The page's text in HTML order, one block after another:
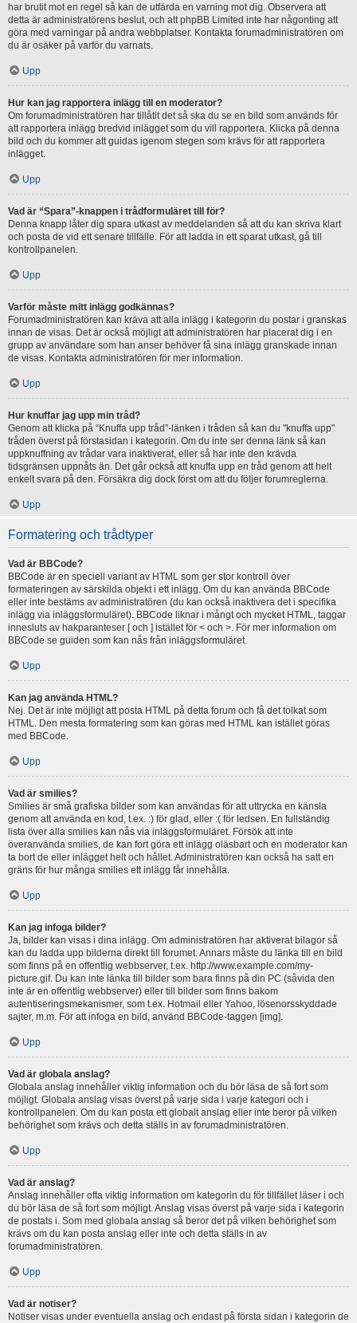
har brutit mot en regel så kan de utfärda en varning mot dig. Observera att
detta är administratörens beslut, och att phpBB Limited inte har någonting att
göra med varningar på andra webbplatser. Kontakta forumadministratören om
du är osäker på varför du varnats.
Upp
Hur kan jag rapportera inlägg till en moderator?
Om forumadministratören har tillåtit det så ska du se en bild som används för
att rapportera inlägg bredvid inlägget som du vill rapportera. Klicka på denna
bild och du kommer att guidas igenom stegen som krävs för att rapportera
inlägget.
Upp
Vad är “Spara”-knappen i trådformuläret till för?
Denna knapp låter dig spara utkast av meddelanden så att du kan skriva klart
och posta de vid ett senare tillfälle. För att ladda in ett sparat utkast, gå till
kontrollpanelen.
Upp
Varför måste mitt inlägg godkännas?
Forumadministratören kan kräva att alla inlägg i kategorin du postar i granskas
innan de visas. Det är också möjligt att administratören har placerat dig i en
grupp av användare som han anser behöver få sina inlägg granskade innan
de visas. Kontakta administratören för mer information.
Upp
Hur knuffar jag upp min tråd?
Genom att klicka på “Knuffa upp tråd”-länken i tråden så kan du "knuffa upp"
tråden överst på förstasidan i kategorin. Om du inte ser denna länk så kan
uppknuffning av trådar vara inaktiverat, eller så har inte den krävda
tidsgränsen uppnåts än. Det går också att knuffa upp en tråd genom att helt
enkelt svara på den. Försäkra dig dock först om att du följer forumreglerna.
Upp
Formatering och trådtyper
Vad är BBCode?
BBCode är en speciell variant av HTML som ger stor kontroll över
formateringen av särskilda objekt i ett inlägg. Om du kan använda BBCode
eller inte bestäms av administratören (du kan också inaktivera det i specifika
inlägg via inläggsformuläret). BBCode liknar i mångt och mycket HTML, taggar
innesluts av hakparanteser [ och ] istället för < och >. För mer information om
BBCode se guiden som kan nås från inläggsformuläret.
Upp
Kan jag använda HTML?
Nej. Det är inte möjligt att posta HTML på detta forum och få det tolkat som
HTML. Den mesta formatering som kan göras med HTML kan istället göras
med BBCode.
Upp
Vad är smilies?
Smilies är små grafiska bilder som kan användas för att uttrycka en känsla
genom att använda en kod, t.ex. :) för glad, eller :( för ledsen. En fullständig
lista över alla smilies kan nås via inläggsformuläret. Försök att inte
överanvända smilies, de kan fort göra ett inlägg oläsbart och en moderator kan
ta bort de eller inlägget helt och hållet. Administratören kan också ha satt en
gräns för hur många smilies ett inlägg får innehålla.
Upp
Kan jag infoga bilder?
Ja, bilder kan visas i dina inlägg. Om administratören har aktiverat bilagor så
kan du ladda upp bilderna direkt till forumet. Annars måste du länka till en bild
som finns på en offentlig webbserver, t.ex. http://www.example.com/my-
picture.gif. Du kan inte länka till bilder som bara finns på din PC (såvida den
inte är en offentlig webbserver) eller till bilder som finns bakom
autentiseringsmekanismer, som t.ex. Hotmail eller Yahoo, lösenorsskyddade
sajter, m.m. För att infoga en bild, använd BBCode-taggen [img].
Upp
Vad är globala anslag?
Globala anslag innehåller viktig information och du bör läsa de så fort som
möjligt. Globala anslag visas överst på varje sida i varje kategori och i
kontrollpanelen. Om du kan posta ett globalt anslag eller inte beror på vilken
behörighet som krävs och detta ställs in av forumadministratören.
Upp
Vad är anslag?
Anslag innehåller ofta viktig information om kategorin du för tillfället läser i och
du bör läsa de så fort som möjligt. Anslag visas överst på varje sida i kategorin
de postats i. Som med globala anslag så beror det på vilken behörighet som
krävs om du kan posta anslag eller inte och detta ställs in av
forumadministratören.
Upp
Vad är notiser?
Notiser visas under eventuella anslag och endast på första sidan i kategorin de